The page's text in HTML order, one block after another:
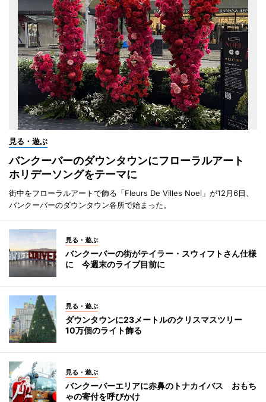
見る・遊ぶ
バンクーバーのダウンタウンにフローラルアート
ホリデーソングをテーマに
街中をフローラルアートで飾る「Fleurs De Villes Noel」が12月6日、
バンクーバーのダウンタウン各所で始まった。
見る・遊ぶ
バンクーバーの街がテイラー・スウィフトさん仕様
に 今週末のライブ目前に
見る・遊ぶ
ダウンタウンに23メートルのクリスマスツリー
10万個のライト飾る
見る・遊ぶ
バンクーバーエリアに赤鼻のトナカイバス おもち
ゃの寄付を呼びかけ